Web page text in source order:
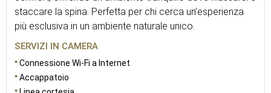
staccare la spina. Perfetta per chi cerca un’esperienza
più esclusiva in un ambiente naturale unico.
SERVIZI IN CAMERA
Connessione Wi-Fi a Internet
Accappatoio